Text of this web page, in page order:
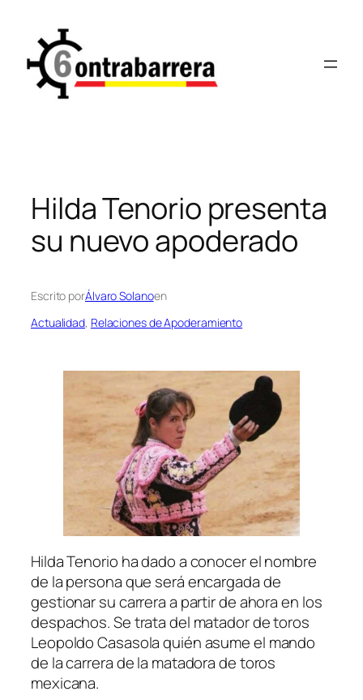
contenido
Hilda Tenorio presenta
su nuevo apoderado
Escrito porÁlvaro Solanoen
Actualidad, Relaciones de Apoderamiento
Hilda Tenorio ha dado a conocer el nombre
de la persona que será encargada de
gestionar su carrera a partir de ahora en los
despachos. Se trata del matador de toros
Leopoldo Casasola quién asume el mando
de la carrera de la matadora de toros
mexicana.